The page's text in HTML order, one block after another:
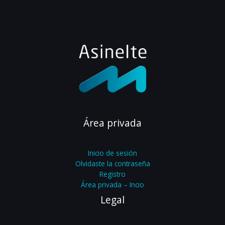
Área privada
Inicio de sesión
Olvidaste la contraseña
Registro
Área privada – Incio
Legal